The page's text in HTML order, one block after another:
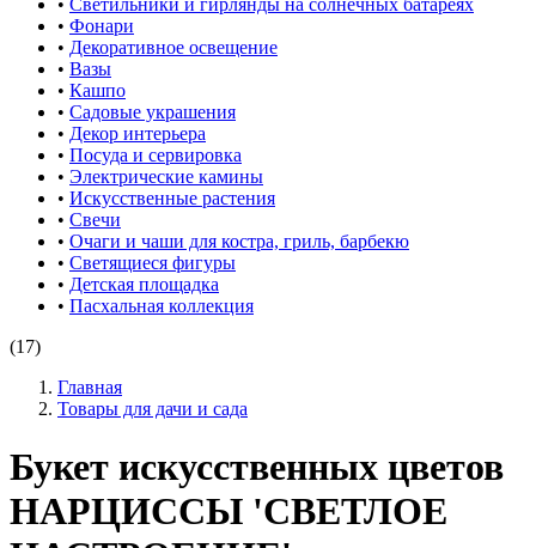
• Светильники и гирлянды на солнечных батареях
• Фонари
• Декоративное освещение
• Вазы
• Кашпо
• Садовые украшения
• Декор интерьера
• Посуда и сервировка
• Электрические камины
• Искусственные растения
• Свечи
• Очаги и чаши для костра, гриль, барбекю
• Светящиеся фигуры
• Детская площадка
• Пасхальная коллекция
(17)
Главная
Товары для дачи и сада
Букет искусственных цветов
НАРЦИССЫ 'СВЕТЛОЕ